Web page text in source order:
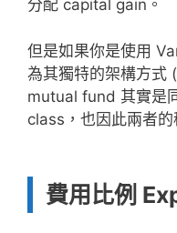
分配 capital gain。
但是如果你是使用
為其獨特的架構方式
mutual fund 其實是
class，也因此兩者的
費用比例